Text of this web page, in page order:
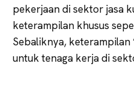
pekerjaan di sektor jasa
keterampilan khusus
Sebaliknya, keterampilan
untuk tenaga kerja di